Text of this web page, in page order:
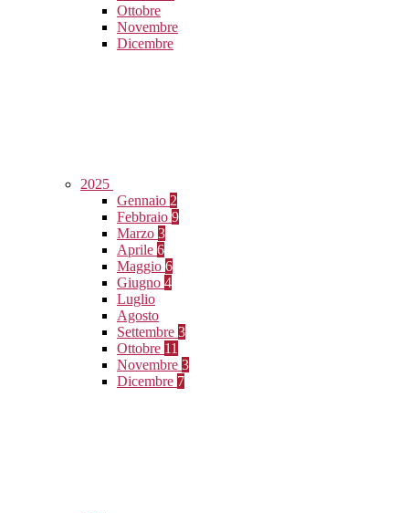
Ottobre
Novembre
Dicembre
2025
Gennaio 2
Febbraio 9
Marzo 3
Aprile 6
Maggio 6
Giugno 4
Luglio
Agosto
Settembre 3
Ottobre 11
Novembre 3
Dicembre 7